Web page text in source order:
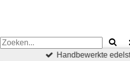
Handbewerkte